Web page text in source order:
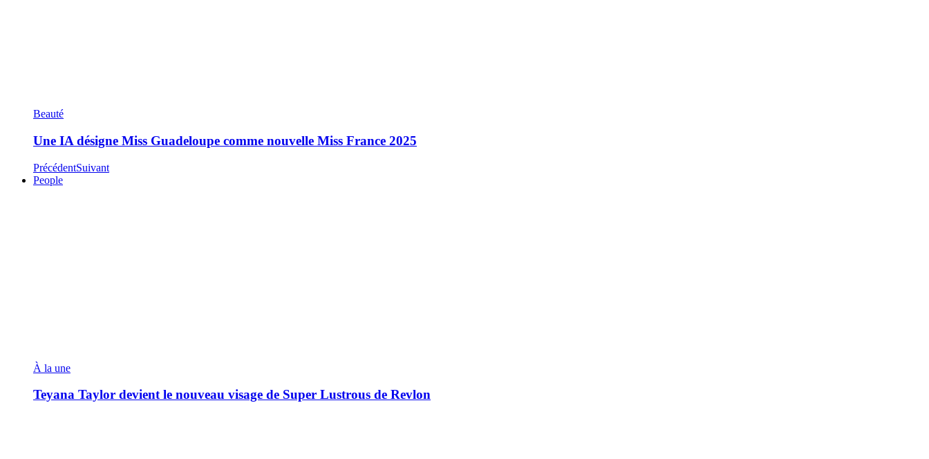
Beauté
Une IA désigne Miss Guadeloupe comme nouvelle Miss France 2025
PrécédentSuivant
People
À la une
Teyana Taylor devient le nouveau visage de Super Lustrous de Revlon